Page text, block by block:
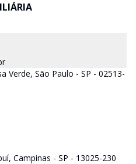
Verde, São Paulo - SP - 02513-
Campinas - SP - 13025-230